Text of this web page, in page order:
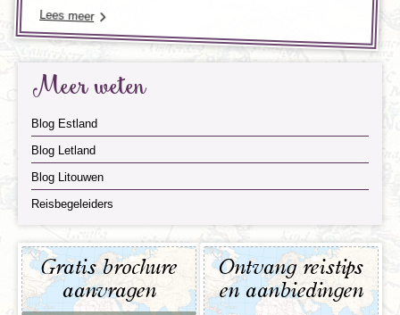
Lees meer
Meer weten
Blog Estland
Blog Letland
Blog Litouwen
Reisbegeleiders
Gratis brochure
aanvragen
Ontvang reistips
en aanbiedingen